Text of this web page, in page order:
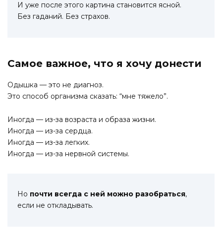
И уже после этого картина становится ясной.
Без гаданий. Без страхов.
Самое важное, что я хочу донести
Одышка — это не диагноз.
Это способ организма сказать: “мне тяжело”.
Иногда — из-за возраста и образа жизни.
Иногда — из-за сердца.
Иногда — из-за легких.
Иногда — из-за нервной системы.
Но почти всегда с ней можно разобраться,
если не откладывать.